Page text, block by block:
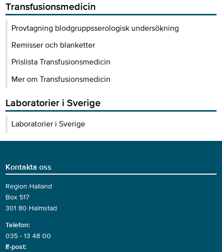
Transfusionsmedicin
Provtagning blodgruppsserologisk undersökning
Remisser och blanketter
Prislista Transfusionsmedicin
Mer om Transfusionsmedicin
Laboratorier i Sverige
Laboratorier i Sverige
Kontakta oss
Region Halland
Box 517
301 80 Halmstad
Telefon:
035 - 13 48 00
E-post: